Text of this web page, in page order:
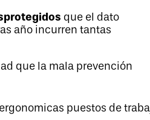
que el dato
año incurren tantas
que la mala prevención